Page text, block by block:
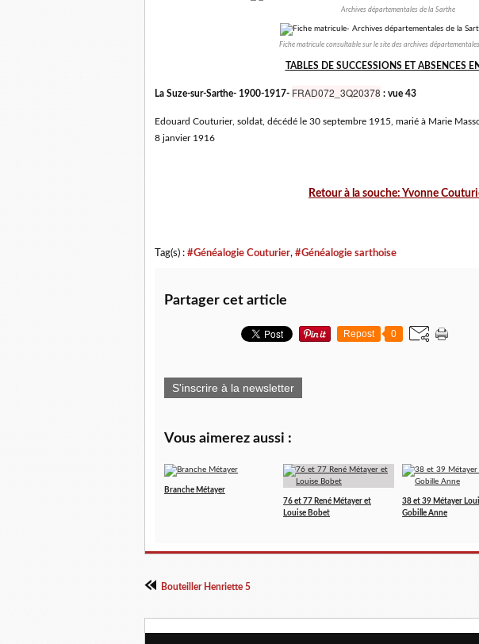
Archives départementales de la Sarthe
Fiche matricule consultable sur le site des archives
TABLES DE SUCCESSIONS ET ABSENCES
La Suze-sur-Sarthe- 1900-1917- FRAD072_3Q20378 : vue 43
Edouard Couturier, soldat, décédé le 30 septembre 1915, marié à Marie
8 janvier 1916
Retour à la souche: Yvonne
Tag(s) : #Généalogie Couturier, #Généalogie sarthoise
Partager cet article
Repost 0
S'inscrire à la newsletter
Vous aimerez aussi :
Branche Métayer
76 et 77 René Métayer et
Louise Bobet
38 et 39 Métayer
Gobille Anne
Bouteiller Henriette 5